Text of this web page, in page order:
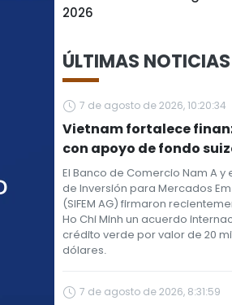
2026
ÚLTIMAS NOTICIAS
7 de agosto de 2026, 10:20:34
Vietnam fortalece
con apoyo de fondo
El Banco de Comercio Nam A y
de Inversión para Mercados
(SIFEM AG) firmaron
Ho Chi Minh un acuerdo
crédito verde por valor de 20
dólares.
7 de agosto de 2026, 8:31:59